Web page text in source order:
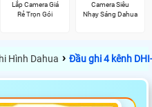
Lắp Camera Giá
Rẻ Trọn Gói
Camera Siêu
Nhạy Sáng Dahua
Hình Dahua › Đầu ghi 4 kênh